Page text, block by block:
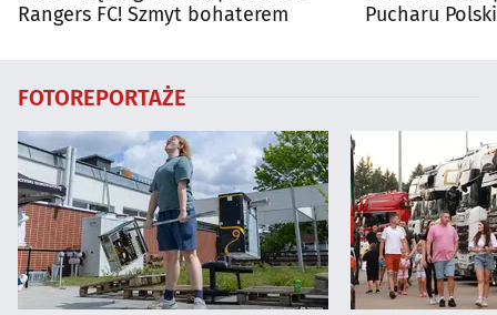
Rangers FC! Szmyt bohaterem
Pucharu Polski
FOTOREPORTAŻE